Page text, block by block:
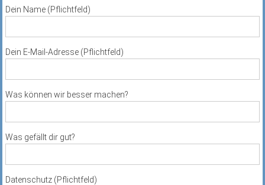
Dein Name (Pflichtfeld)
Dein E-Mail-Adresse (Pflichtfeld)
Was können wir besser machen?
Was gefällt dir gut?
Datenschutz (Pflichtfeld)